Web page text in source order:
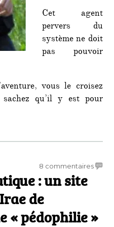
Cet agent
pervers du
système ne doit
pas pouvoir
vous le croisez
sachez qu’il y est pour
8 commentairessur
site
: un site
de
« pédophilie »